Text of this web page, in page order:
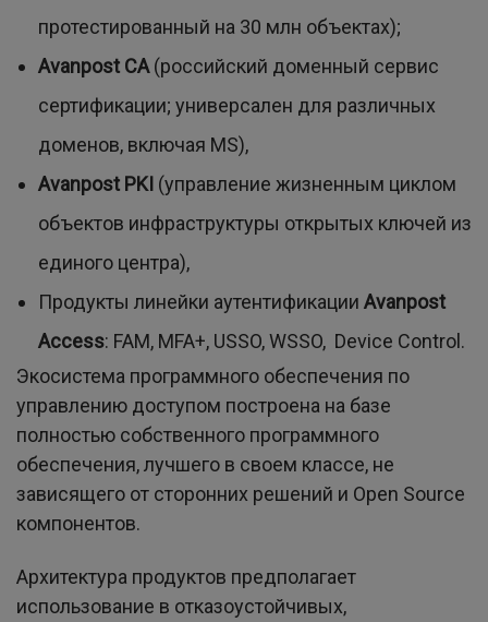
протестированный на 30 млн объектах);
Avanpost CA(российский доменный сервис
сертификации; универсален для различных
доменов, включая MS),
Avanpost PKI (управление жизненным циклом
объектов инфраструктуры открытых ключей из
единого центра),
Продукты линейки аутентификации Avanpost
Access: FAM, MFA+, USSO, WSSO, Device Control.
Экосистема программного обеспечения по
управлению доступом построена на базе
полностью собственного программного
обеспечения, лучшего в своем классе, не
зависящего от сторонних решений и Open Source
компонентов.
Архитектура продуктов предполагает
использование в отказоустойчивых,